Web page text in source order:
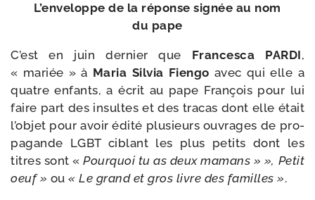
L’enveloppe de la réponse signée au nom
du pape
C’est en juin der­nier que Francesca PARDI,
« mariée » à Maria Silvia Fiengo avec qui elle a
quatre enfants, a écrit au pape François pour lui
faire part des insultes et des tra­cas dont elle était
l’ob­jet pour avoir édi­té plu­sieurs ouvrages de pro­
pa­gande LGBT ciblant les plus petits dont les
titres sont «Pourquoi tu as deux mamans » », Petit
oeuf » ou « Le grand et gros livre des familles ».